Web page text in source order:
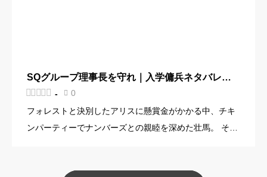
SQグループ理事長を守れ｜入学傭兵ネタバレ【1
78話～185話】
   -  0
フォレストと決別したアリスに懸賞金がかかる中、チキ
ンパーティーでナンバーズとの親睦を深めた壮馬。 そん